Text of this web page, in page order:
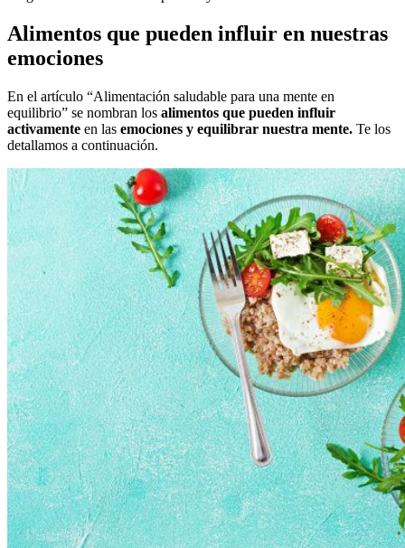
Alimentos que pueden influir en nuestras
emociones
En el artículo “Alimentación saludable para una mente en
equilibrio” se nombran los alimentos que pueden influir
activamente en las emociones y equilibrar nuestra mente. Te los
detallamos a continuación.